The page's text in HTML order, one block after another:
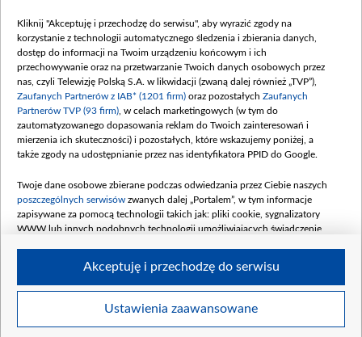
Procedura zgłoszeń wewnętrznych
© 2026 Telewizja Polska S. A. w likwidacji
Kliknij "Akceptuję i przechodzę do serwisu", aby wyrazić zgody na
korzystanie z technologii automatycznego śledzenia i zbierania danych,
dostęp do informacji na Twoim urządzeniu końcowym i ich
przechowywanie oraz na przetwarzanie Twoich danych osobowych przez
nas, czyli Telewizję Polską S.A. w likwidacji (zwaną dalej również „TVP”),
Zaufanych Partnerów z IAB* (1201 firm) oraz pozostałych Zaufanych
Partnerów TVP (93 firm) , w celach marketingowych (w tym do
zautomatyzowanego dopasowania reklam do Twoich zainteresowań i
mierzenia ich skuteczności) i pozostałych, które wskazujemy poniżej, a
także zgody na udostępnianie przez nas identyfikatora PPID do Google.
Twoje dane osobowe zbierane podczas odwiedzania przez Ciebie naszych
poszczególnych serwisów zwanych dalej „Portalem”, w tym informacje
zapisywane za pomocą technologii takich jak: pliki cookie, sygnalizatory
WWW lub innych podobnych technologii umożliwiających świadczenie
Twoje dane osobowe zbierane podczas odwiedzania przez Ciebie
Ustawienia zaawansowane
Akceptuję i przechodzę do serwisu